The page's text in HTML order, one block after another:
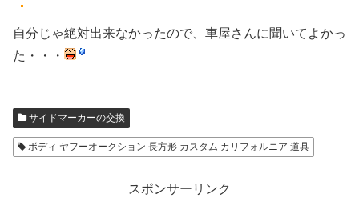
自分じゃ絶対出来なかったので、車屋さんに聞いてよかっ
た・・・
サイドマーカーの交換
ボディ ヤフーオークション 長方形 カスタム カリフォルニア 道具
スポンサーリンク